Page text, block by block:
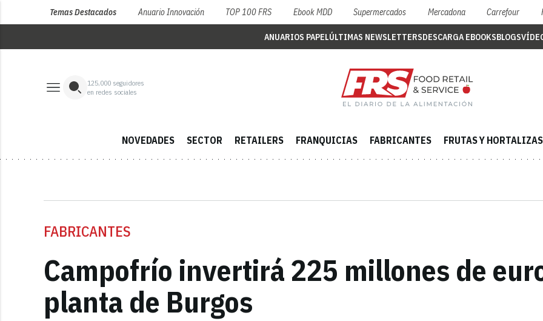
Temas Destacados Anuario Innovación TOP 100 FRS Ebook MDD Supermercados Mercadona Carrefour
ANUARIOS PAPELÚLTIMAS NEWSLETTERSDESCARGA EBOOKSBLOGS
125,000 seguidores
en redes sociales
NOVEDADES SECTOR RETAILERS FRANQUICIAS FABRICANTES FRUTAS Y HORTALIZAS
FABRICANTES
Campofrío invertirá 225 millones de
planta de Burgos